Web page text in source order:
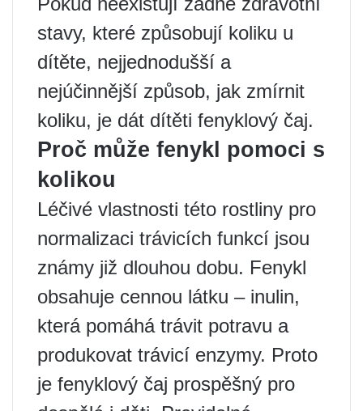
stavy, které způsobují koliku u
dítěte, nejjednodušší a
nejúčinnější způsob, jak zmírnit
koliku, je dát dítěti fenyklový čaj.
Proč může fenykl pomoci s
kolikou
Léčivé vlastnosti této rostliny pro
normalizaci trávicích funkcí jsou
známy již dlouhou dobu. Fenykl
obsahuje cennou látku – inulin,
která pomáhá trávit potravu a
produkovat trávicí enzymy. Proto
je fenyklový čaj prospěšný pro